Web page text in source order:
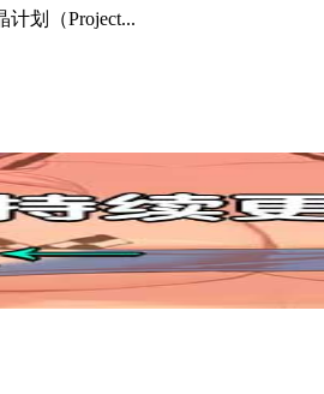
划（Project...